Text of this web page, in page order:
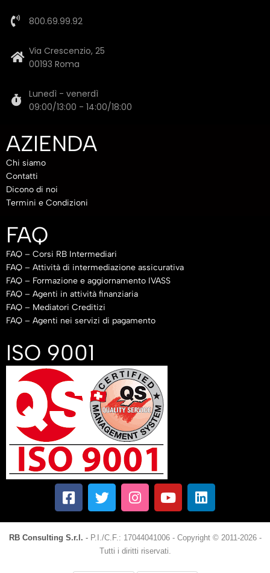
800.69.99.92
Via Crescenzio, 25
00193 Roma
Lunedì - venerdì
09:00/13:00 - 14:00/18:00
AZIENDA
Chi siamo
Contatti
Dicono di noi
Termini e Condizioni
FAQ
FAQ – Corsi RB Intermediari
FAQ – Attività di intermediazione assicurativa
FAQ – Formazione e aggiornamento IVASS
FAQ – Agenti in attività finanziaria
FAQ – Mediatori Creditizi
FAQ – Agenti nei servizi di pagamento
ISO 9001
RB Consulting S.r.l. - P.I./C.F.: 17044041006 - Copyright © 2011-2026 -
Tutti i diritti riservati.